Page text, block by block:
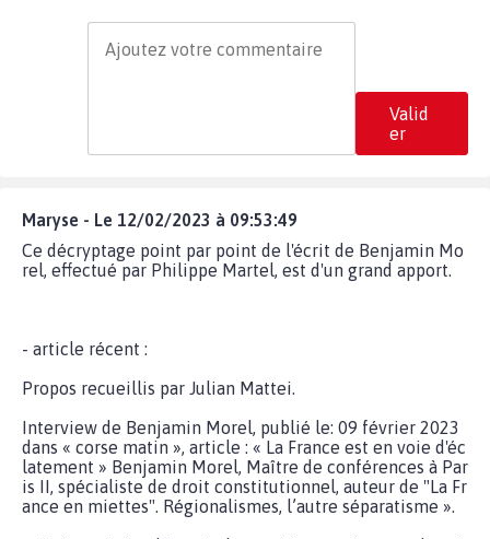
Valid
er
Maryse - Le 12/02/2023 à 09:53:49
Ce décryptage point par point de l'écrit de Benjamin Mo
rel, effectué par Philippe Martel, est d'un grand apport.
- article récent :
Propos recueillis par Julian Mattei.
Interview de Benjamin Morel, publié le: 09 février 2023
dans « corse matin », article : « La France est en voie d'éc
latement » Benjamin Morel, Maître de conférences à Par
is II, spécialiste de droit constitutionnel, auteur de "La Fr
ance en miettes". Régionalismes, l’autre séparatisme ».